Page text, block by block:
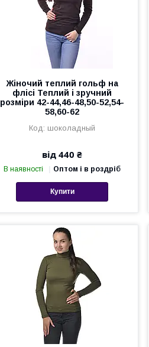
Жіночий теплий гольф на
флісі Теплий і зручний
розміри 42-44,46-48,50-52,54-
58,60-62
шоколадный
від 440 ₴
В наявності Оптом і в роздріб
Купити